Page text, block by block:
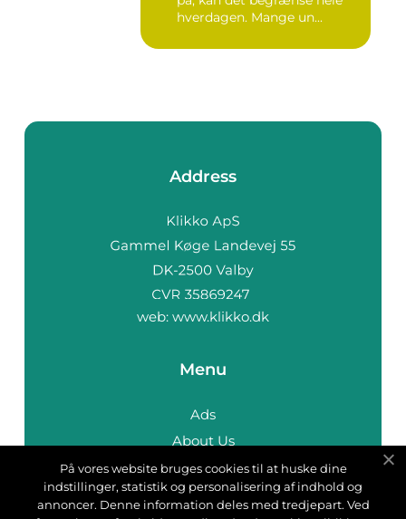
hverdagen. Mange un...
Address
web: www.klikko.dk
Menu
Ads
About Us
Cookies
Contact
På vores website bruges cookies til at huske dine
indstillinger, statistik og personalisering af indhold og
annoncer. Denne information deles med tredjepart. Ved